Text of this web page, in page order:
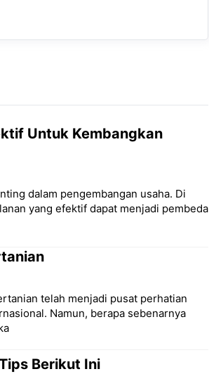
Untuk Kembangkan
dalam pengembangan usaha. Di
yang efektif dapat menjadi pembeda
telah menjadi pusat perhatian
Namun, berapa sebenarnya
Berikut Ini